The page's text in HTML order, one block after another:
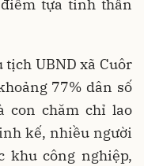
tựa tinh thần
tịch UBND xã Cuôr
77% dân số
con chăm chỉ lao
kế, nhiều người
khu công nghiệp,